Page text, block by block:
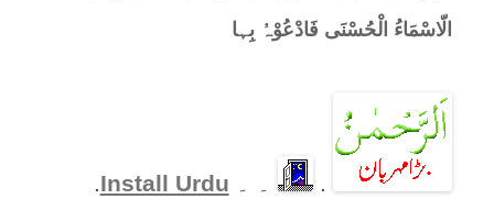
الّاسْمَاءُ الْحُسْنَی فَادْعُوْہُ بِہا
. ۔ ۔ Install Urdu
.